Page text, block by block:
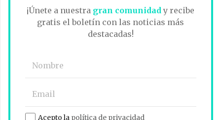
¡Únete a nuestra gran comunidady recibe
gratis el boletín con las noticias más
destacadas!
Acepto la política de privacidad